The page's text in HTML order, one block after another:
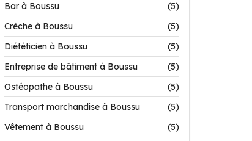
Bar à Boussu
(5)
Crèche à Boussu
(5)
Diététicien à Boussu
(5)
Entreprise de bâtiment à Boussu
(5)
Ostéopathe à Boussu
(5)
Transport marchandise à Boussu
(5)
Vêtement à Boussu
(5)